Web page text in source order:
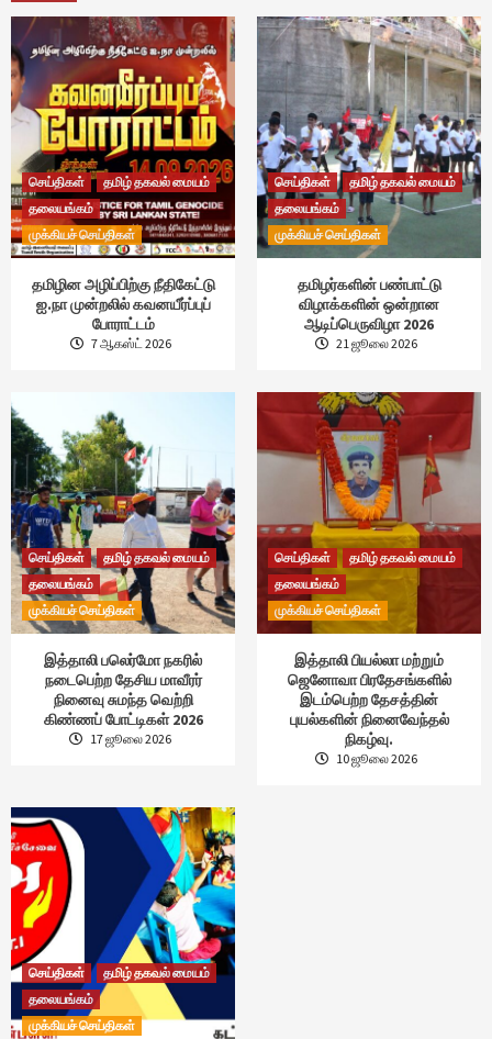
செய்திகள்
தமிழ் தகவல் மையம்
தலையங்கம்
முக்கியச் செய்திகள்
தமிழின அழிப்பிற்கு நீதிகேட்டு
ஐ.நா முன்றலில் கவனயீர்ப்புப்
போராட்டம்
7 ஆகஸ்ட் 2026
செய்திகள்
தமிழ் தகவல் மையம்
தலையங்கம்
முக்கியச் செய்திகள்
தமிழர்களின் பண்பாட்டு
விழாக்களின் ஒன்றான
ஆடிப்பெருவிழா 2026
21 ஜூலை 2026
செய்திகள்
தமிழ் தகவல் மையம்
தலையங்கம்
முக்கியச் செய்திகள்
இத்தாலி பலெர்மோ நகரில்
நடைபெற்ற தேசிய மாவீரர்
நினைவு சுமந்த வெற்றி
கிண்ணப் போட்டிகள் 2026
17 ஜூலை 2026
செய்திகள்
தமிழ் தகவல் மையம்
தலையங்கம்
முக்கியச் செய்திகள்
இத்தாலி பியல்லா மற்றும்
ஜெனோவா பிரதேசங்களில்
இடம்பெற்ற தேசத்தின்
புயல்களின் நினைவேந்தல்
நிகழ்வு.
10 ஜூலை 2026
செய்திகள்
தமிழ் தகவல் மையம்
தலையங்கம்
முக்கியச் செய்திகள்